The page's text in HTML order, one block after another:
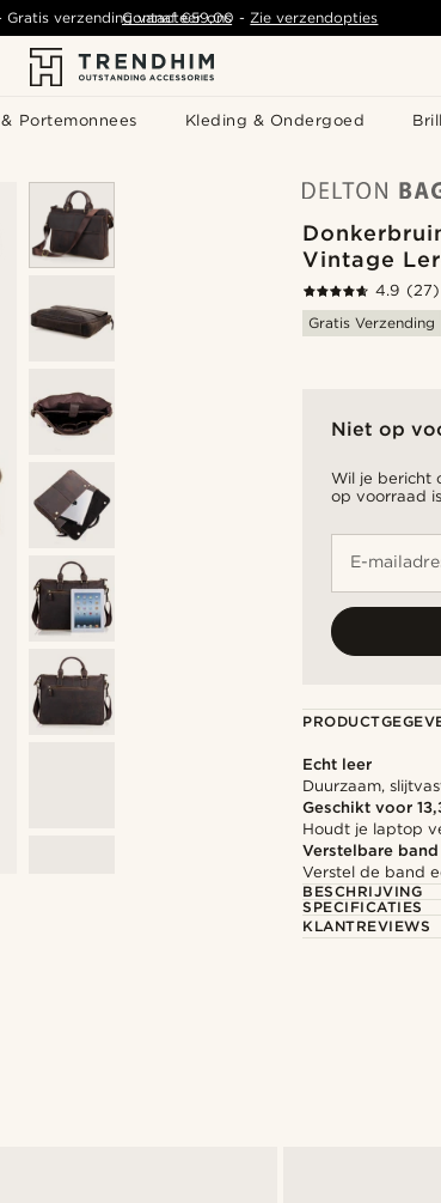
& Portemonnees Kleding & Ondergoed
verzending vanaf€59,00 -Zie verzendopties
Contacteer ons
Vintage
4.9 (27)
Gratis Verzending
Niet op
Wil je bericht
op voorraad
E-
Echt leer
Duurzaam,
Geschikt voor
Houdt je laptop
Verstelbare band
Verstel de band
BESCHRIJVING
SPECIFICATIES
KLANTREVIEWS